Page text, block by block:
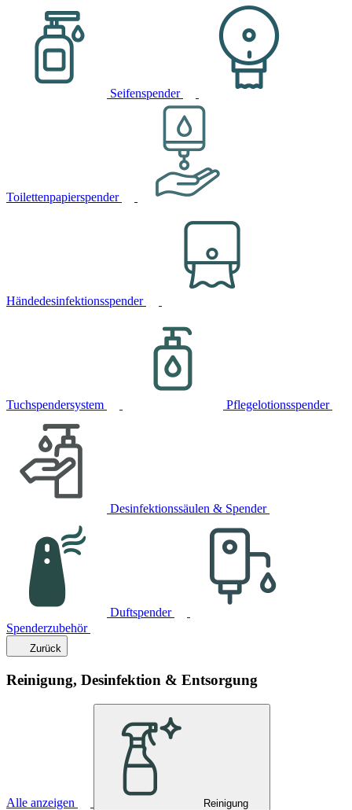
Seifenspender
Toilettenpapierspender
Händedesinfektionsspender
Tuchspendersystem Pflegelotionsspender
Desinfektionssäulen & Spender
Duftspender
Spenderzubehör
Zurück
Reinigung, Desinfektion & Entsorgung
Alle anzeigen Reinigung